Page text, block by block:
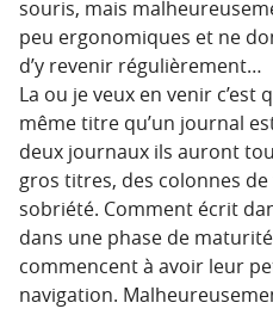
souris, mais
peu ergonomiques et ne
d’y revenir régulièrement…
La ou je veux en venir c’est
même titre qu’un journal
deux journaux ils auront
gros titres, des colonnes
sobriété. Comment écrit
dans une phase de
commencent à avoir leur
navigation.